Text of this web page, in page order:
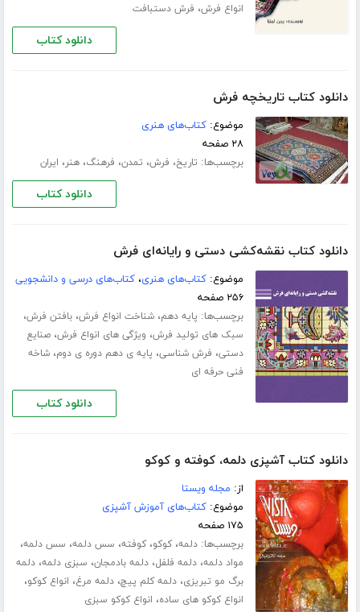
انواع فرش، فرش دستبافت
دانلود کتاب
دانلود کتاب تاریخچه فرش
موضوع:کتاب‌های هنری
۲۸ صفحه
برچسب‌ها: تاریخ، فرش، تمدن، فرهنگ،هنر، ایران
دانلود کتاب
دانلود کتاب نقشه‌کشی دستی و رایانه‌ای فرش
موضوع:کتاب‌های هنری،کتاب‌های درسی و دانشجویی
۲۵۶ صفحه
برچسب‌ها: پایه دهم،شناخت انواع فرش،بافتن فرش،
سبک های تولید فرش، ویژگی های انواع فرش،صنایع
دستی، فرش شناسی، پایه ی دهم دوره ی دوم،شاخه
فنی حرفه ای
دانلود کتاب
دانلود کتاب آشپزی دلمه، کوفته و کوکو
از: مجله ویستا
موضوع:کتاب‌های آموزش آشپزی
۱۷۵ صفحه
برچسب‌ها:دلمه،کوکو،کوفته، سس دلمه، سس دلمه،
مواد دلمه،دلمه فلفل،دلمه بادمجان، سبزی دلمه،دلمه
برگ مو تبریزی،دلمه کلم پیچ،دلمه مرغ، انواع کوکو،
انواع کوکو های ساده، انواع کوکو سبزی